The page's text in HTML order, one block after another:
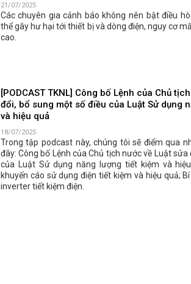
21/07/2025
Các chuyên gia cảnh báo không nên bật điều
thể gây hư hại tới thiết bị và dòng điện, nguy cơ
cao.
[PODCAST TKNL] Công bố Lệnh của Chủ
đổi, bổ sung một số điều của Luật Sử dụng
và hiệu quả
18/07/2025
Trong tập podcast này, chúng tôi sẽ điểm qua
đây: Công bố Lệnh của Chủ tịch nước về Luật
của Luật Sử dụng năng lượng tiết kiệm và
khuyến cáo sử dụng điện tiết kiệm và hiệu quả;
inverter tiết kiệm điện.